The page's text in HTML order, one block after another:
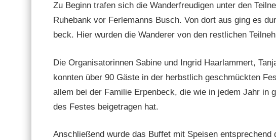
Zu Beginn trafen sich die Wan­der­freudi­gen unter den
Ruhe­bank vor Fer­le­manns Busch. Von dort aus ging es
beck. Hier wur­den die Wan­der­er von den restlichen
Die Organ­isatorin­nen Sabine und Ingrid Haar­lam­mert,
kon­nten über 90 Gäste in der herb­stlich geschmück­ten
allem bei der Fam­i­lie Erpen­beck, die wie in jedem Jahr in
des Festes beige­tra­gen hat.
Anschließend wurde das Buf­fet mit Speisen